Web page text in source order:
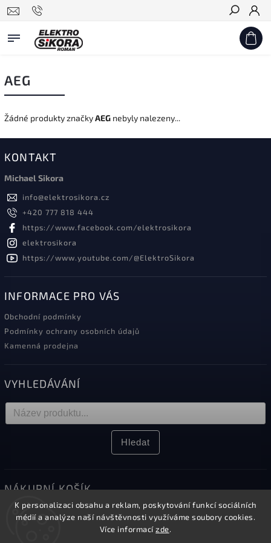
K personalizaci obsahu a reklam, poskytování funkcí sociálních
médií a analýze naší návštěvnosti využíváme soubory cookies.
Více informacízde.
Hledat
AEG
Žádné produkty značkyAEG nebyly nalezeny...
KONTAKT
Michael Sikora
info@elektrosikora.cz
+420 777 818 444
https://www.facebook.com/elektrosikora
elektrosikora
https://www.youtube.com/@ElektroSikora
INFORMACE PRO VÁS
Obchodní podmínky
Podmínky ochrany osobních údajů
Kamenná prodejna
VYHLEDÁVÁNÍ
Hledat
NÁKUPNÍ KOŠÍK
0ks /0 Kč